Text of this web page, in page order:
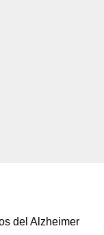
del Alzheimer